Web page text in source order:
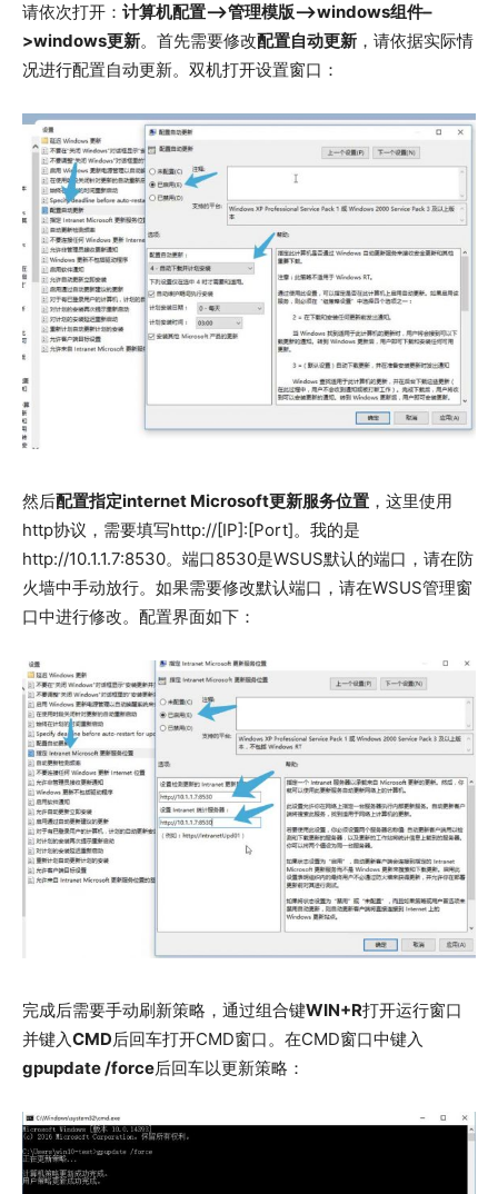
请依次打开： 计算机配置–>管理模版–>windows组件–
>windows更新。首先需要修改配置自动更新 ，请依据实际情
况进行配置自动更新。双机打开设置窗口：
然后配置指定internet Microsoft更新服务位置 ，这里使用
http协议，需要填写http://[IP]:[Port]。我的是
http://10.1.1.7:8530。端口8530是WSUS默认的端口，请在防
火墙中手动放行。如果需要修改默认端口，请在WSUS管理窗
口中进行修改。配置界面如下：
完成后需要手动刷新策略，通过组合键WIN+R打开运行窗口
并键入CMD后回车打开CMD窗口。在CMD窗口中键入
gpupdate /force后回车以更新策略：